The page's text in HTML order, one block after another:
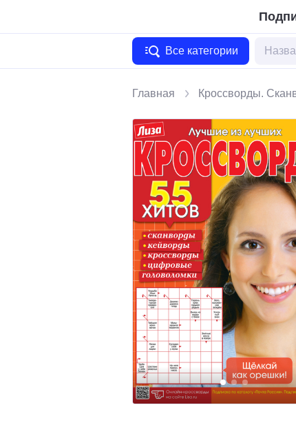
Все категории
Главная Кроссворды.